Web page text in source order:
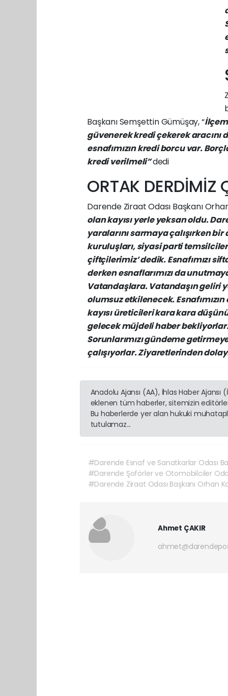
BaşkanıSemşettinGümüşay,“
güvenerekkrediçekerekaracını
esnafımızınkrediborcuvar.
krediverilmeli”dedi
ORTAK DERDİMİZ
Darende ZiraatOdası Başkanı
olankayısıyerleyeksanoldu.
yaralarınısarmayaçalışırkenbir
kuruluşları,siyasiparti
çiftçilerimiz’dedik.Esnafımızı
derkenesnaflarımızıda
Vatandaşlara. Vatandaşıngeliri
olumsuzetkilenecek.Esnafımızın
kayısıüreticilerikarakara
gelecekmüjdelihaber
Sorunlarımızıgündeme
çalışıyorlar.Ziyaretlerinden
Anadolu Ajansı (AA), İhlas Haber
eklenen tüm haberler, sitemizin
Bu haberlerde yer alan hukuki
tutulamaz...
#Darende Esnaf ve Sanatkarlar Odası
#Darende Şoförler ve Otomobilciler
#Darende Ziraat Odası Başkanı Orhan
Ahmet ÇAKIR